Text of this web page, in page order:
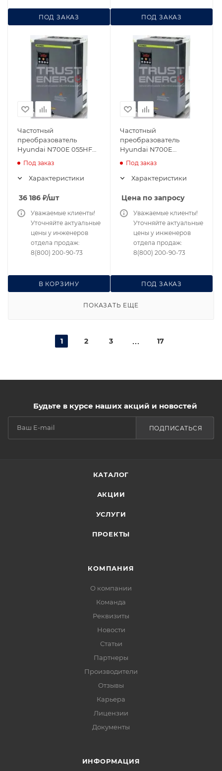
ПОД ЗАКАЗ ПОД ЗАКАЗ
Частотный
преобразователь
Hyundai N700E 055HF
Под заказ
Характеристики
36 186 ₽/шт
В КОРЗИНУ
Уважаемые клиенты!
Уточняйте актуальные
цены у инженеров
отдела продаж:
8(800) 200-90-73
Частотный
преобразователь
Hyundai N700E
Под заказ
Характеристики
Цена по запросу
ПОД ЗАКАЗ
Уважаемые клиенты!
Уточняйте актуальные
цены у инженеров
отдела продаж:
8(800) 200-90-73
ПОКАЗАТЬ ЕЩЕ
1 2 3 17
Будьте в курсе наших акций и новостей
ПОДПИСАТЬСЯ
КАТАЛОГ
АКЦИИ
УСЛУГИ
ПРОЕКТЫ
КОМПАНИЯ
О компании
Команда
Реквизиты
Новости
Статьи
Партнеры
Производители
Отзывы
Карьера
Лицензии
Документы
ИНФОРМАЦИЯ